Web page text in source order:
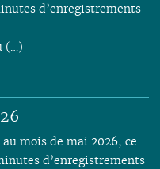
d’enregistrements
(…)
mois de mai 2026, ce
d’enregistrements